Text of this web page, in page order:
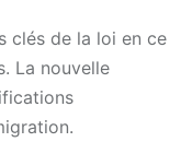
clés de la loi en ce
La nouvelle